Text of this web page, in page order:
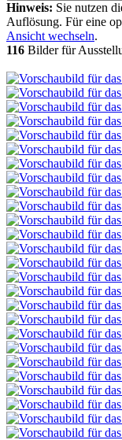
Hinweis: Sie nutzen
Auflösung. Für eine
Ansicht wechseln.
116 Bilder für